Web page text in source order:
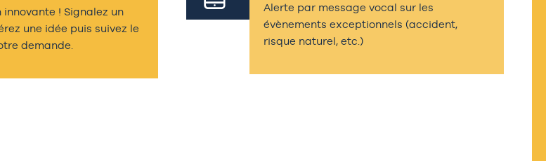
! Signalez un
une idée puis suivez le
demande.
Alerte par message vocal sur les
évènements exceptionnels (accident,
risque naturel, etc.)